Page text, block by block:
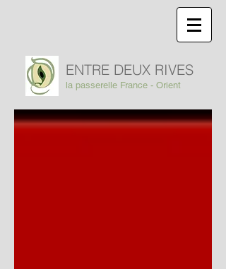
ENTRE DEUX RIVES
la passerelle France - Orient